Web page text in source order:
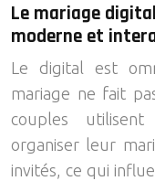
Le mariage
moderne et
Le digital est
mariage ne fait
couples
organiser leur
invités, ce qui